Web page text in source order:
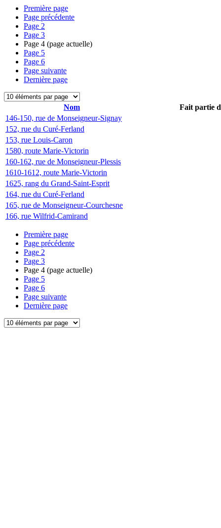
Première page
Page précédente
Page 2
Page 3
Page 4 (page actuelle)
Page 5
Page 6
Page suivante
Dernière page
Nom
Fait partie
146-150, rue de Monseigneur-Signay
152, rue du Curé-Ferland
153, rue Louis-Caron
1580, route Marie-Victorin
160-162, rue de Monseigneur-Plessis
1610-1612, route Marie-Victorin
1625, rang du Grand-Saint-Esprit
164, rue du Curé-Ferland
165, rue de Monseigneur-Courchesne
166, rue Wilfrid-Camirand
Première page
Page précédente
Page 2
Page 3
Page 4 (page actuelle)
Page 5
Page 6
Page suivante
Dernière page